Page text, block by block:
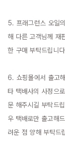
5. 프래그런스 오일
해 다른 고객님께 재
한 구매 부탁드립니
6. 쇼핑몰에서 출고
타 택배사의 사정으
문 해주시길 부탁드
우 택배로만 출고해
려운 점 양해 부탁드